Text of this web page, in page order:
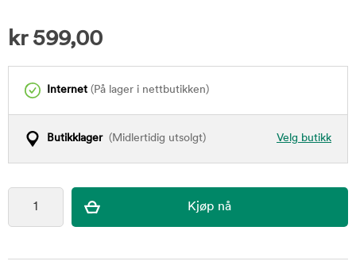
kr 599,00
Internet (På lager i nettbutikken)
Velg butikk
Butikklager(Midlertidig utsolgt)